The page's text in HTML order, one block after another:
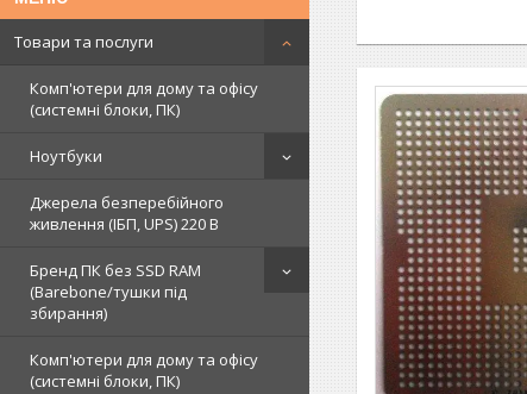
Товари та послуги
Комп'ютери для дому та офісу
(системні блоки, ПК)
Ноутбуки
Джерела безперебійного
живлення (ІБП, UPS) 220 В
Бренд ПК без SSD RAM
(Barebone/тушки під
збирання)
Комп'ютери для дому та офісу
(системні блоки, ПК)